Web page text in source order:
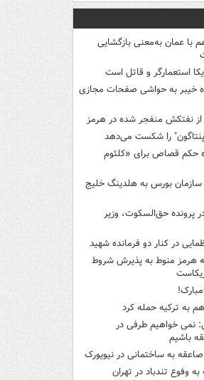
با عمان به‌معنی بازگشایی
استعمارگر و قاتل است
خیبر به حواشی صفحات مجازی
از نفتکش منفجر شده در هرمز
"پنتاگون" را شکست می‌دهد
۱۰ فقره حکم قصاص برای «کلثوم
روزه سازمان بورس به هلدینگ خلیج
پرونده حق‌السکوت، وزیر
در کنار دو فرمانده شهید
هرمز منوط به پذیرش شروط
به ترکیه حمله کرد
نمی خواهیم طرفی در
باشیم
به ساختمانی در نیویورک
وفوع تندباد در تهران